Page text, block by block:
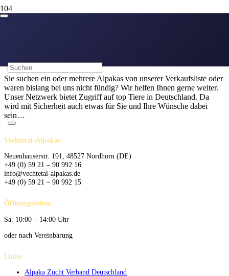
Sie suchen ein oder mehrere Alpakas von unserer Verkaufsliste oder
waren bislang bei uns nicht fündig? Wir helfen Ihnen gerne weiter.
Unser Netzwerk bietet Zugriff auf top Tiere in Deutschland. Da
wird mit Sicherheit auch etwas für Sie und Ihre Wünsche dabei
sein…
Vechtetal-Alpakas
Neuenhauserstr. 191, 48527 Nordhorn (DE)
+49 (0) 59 21 – 90 992 16
info@vechtetal-alpakas.de
+49 (0) 59 21 – 90 992 15
Öffnungszeiten
Sa. 10:00 – 14:00 Uhr
oder nach Vereinbarung
Links
Alpaka Zucht Verband Deutschland